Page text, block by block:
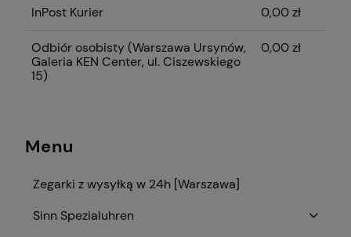
InPost Kurier 0,00 zł
Odbiór osobisty(Warszawa Ursynów,
Galeria KEN Center, ul. Ciszewskiego
15)
0,00 zł
Menu
Zegarki z wysyłką w 24h [Warszawa]
Sinn Spezialuhren